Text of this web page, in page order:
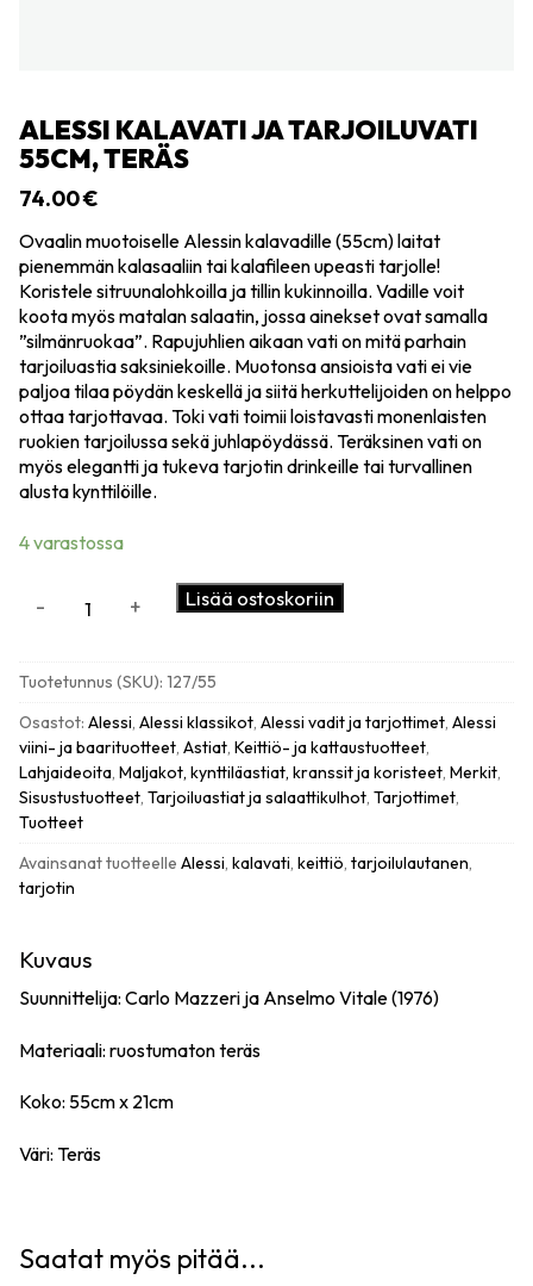
ALESSI KALAVATI JA TARJOILUVATI
55CM, TERÄS
74.00€
Ovaalin muotoiselle Alessin kalavadille (55cm) laitat
pienemmän kalasaaliin tai kalafileen upeasti tarjolle!
Koristele sitruunalohkoilla ja tillin kukinnoilla. Vadille voit
koota myös matalan salaatin, jossa ainekset ovat samalla
”silmänruokaa”. Rapujuhlien aikaan vati on mitä parhain
tarjoiluastia saksiniekoille. Muotonsa ansioista vati ei vie
paljoa tilaa pöydän keskellä ja siitä herkuttelijoiden on helppo
ottaa tarjottavaa. Toki vati toimii loistavasti monenlaisten
ruokien tarjoilussa sekä juhlapöydässä. Teräksinen vati on
myös elegantti ja tukeva tarjotin drinkeille tai turvallinen
alusta kynttilöille.
4 varastossa
55cm,
teräs
määrä
- + Lisää ostoskoriin
Tuotetunnus (SKU): 127/55
Osastot: Alessi, Alessi klassikot, Alessi vadit ja tarjottimet, Alessi
viini- ja baarituotteet, Astiat, Keittiö- ja kattaustuotteet,
Lahjaideoita, Maljakot, kynttiläastiat, kranssit ja koristeet, Merkit,
Sisustustuotteet, Tarjoiluastiat ja salaattikulhot, Tarjottimet,
Tuotteet
Avainsanat tuotteelle Alessi, kalavati, keittiö, tarjoilulautanen,
tarjotin
Kuvaus
Suunnittelija: Carlo Mazzeri ja Anselmo Vitale (1976)
Materiaali: ruostumaton teräs
Koko: 55cm x 21cm
Väri: Teräs
Saatat myös pitää...